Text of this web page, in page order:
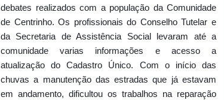
debates realizados com a população da Comunidade
de Centrinho. Os profissionais do Conselho Tutelar e
da Secretaria de Assistência Social levaram até a
comunidade varias informações e acesso a
atualização do Cadastro Único. Com o início das
chuvas a manutenção das estradas que já estavam
em andamento, dificultou os trabalhos na reparação